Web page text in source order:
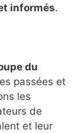
informés.
du
passées et
les
de
et leur